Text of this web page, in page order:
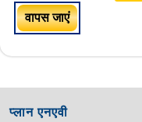
वापस जाएं
प्लान एनएवी